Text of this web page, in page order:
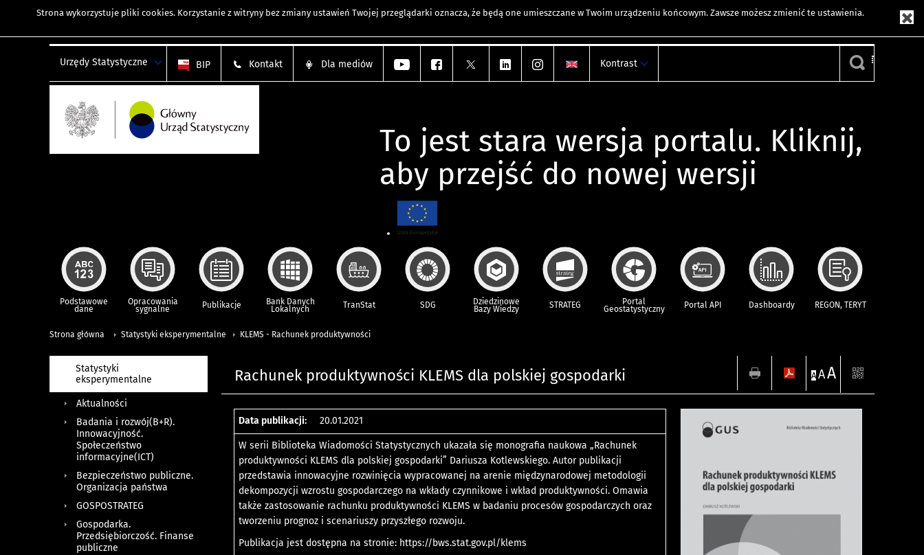
Strona wykorzystuje pliki cookies. Korzystanie z witryny bez zmiany ustawień Twojej przeglądarki oznacza, że będą one umieszczane w Twoim urządzeniu końcowym. Zawsze możesz zmienić te ustawienia.
Urzędy Statystyczne BIP Kontakt Dla mediów Kontrast
To jest stara wersja portalu. Kliknij,
aby przejść do nowej wersji
Podstawowe
dane
Opracowania
sygnalne Publikacje Bank Danych
Lokalnych TranStat SDG Dziedzinowe
Bazy Wiedzy STRATEG Portal
Geostatystyczny Portal API Dashboardy REGON, TERYT
Strona główna Statystyki eksperymentalne KLEMS - Rachunek produktywności
Rachunek produktywności KLEMS dla polskiej gospodarki A AA
Data publikacji: 20.01.2021
W serii Biblioteka Wiadomości Statystycznych ukazała się monografia naukowa „Rachunek
produktywności KLEMS dla polskiej gospodarki” Dariusza Kotlewskiego. Autor publikacji
przedstawia innowacyjne rozwinięcia wypracowanej na arenie międzynarodowej metodologii
dekompozycji wzrostu gospodarczego na wkłady czynnikowe i wkład produktywności. Omawia
także zastosowanie rachunku produktywności KLEMS w badaniu procesów gospodarczych oraz
tworzeniu prognoz i scenariuszy przyszłego rozwoju.
Publikacja jest dostępna na stronie: https://bws.stat.gov.pl/klems
Statystyki
eksperymentalne
Aktualności
Badania i rozwój(B+R).
Innowacyjność.
Społeczeństwo
informacyjne(ICT)
Bezpieczeństwo publiczne.
Organizacja państwa
GOSPOSTRATEG
Gospodarka.
Przedsiębiorczość. Finanse
publiczne